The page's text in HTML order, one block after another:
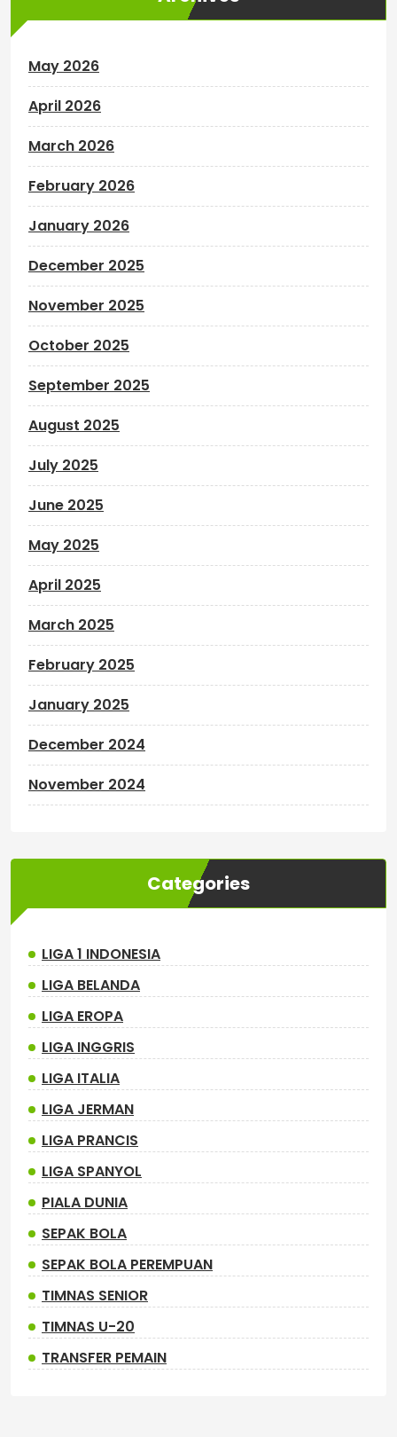
May 2026
April 2026
March 2026
February 2026
January 2026
December 2025
November 2025
October 2025
September 2025
August 2025
July 2025
June 2025
May 2025
April 2025
March 2025
February 2025
January 2025
December 2024
November 2024
Categories
LIGA 1 INDONESIA
LIGA BELANDA
LIGA EROPA
LIGA INGGRIS
LIGA ITALIA
LIGA JERMAN
LIGA PRANCIS
LIGA SPANYOL
PIALA DUNIA
SEPAK BOLA
SEPAK BOLA PEREMPUAN
TIMNAS SENIOR
TIMNAS U-20
TRANSFER PEMAIN